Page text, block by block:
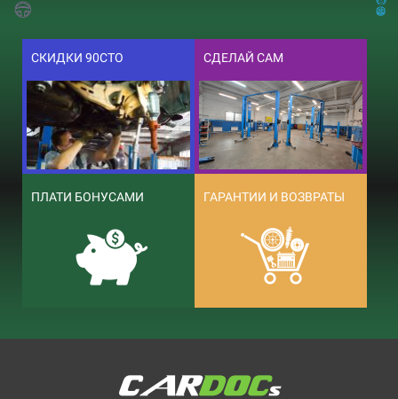
СКИДКИ 90СТО СДЕЛАЙ САМ
ПЛАТИ БОНУСАМИ ГАРАНТИИ И ВОЗВРАТЫ